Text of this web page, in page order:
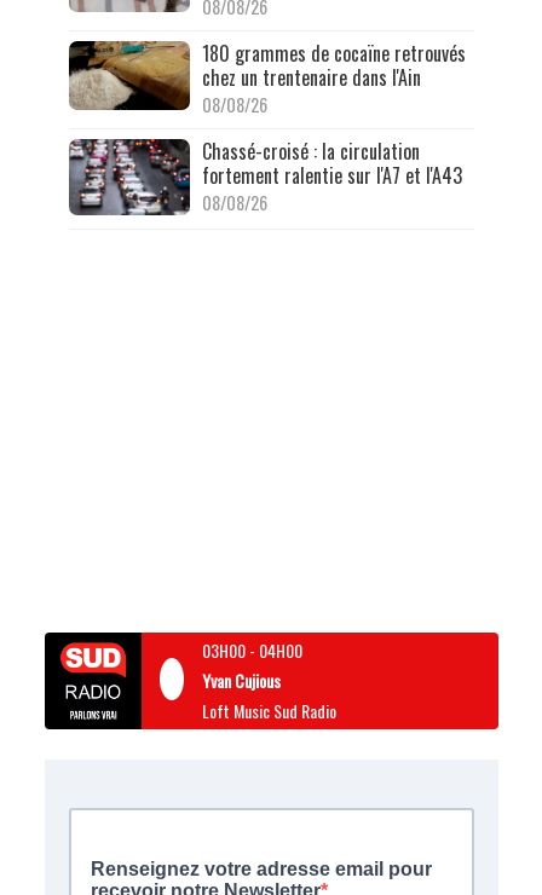
08/08/26
180 grammes de cocaïne retrouvés
chez un trentenaire dans l'Ain
08/08/26
Chassé-croisé : la circulation
fortement ralentie sur l'A7 et l'A43
08/08/26
03H00- 04H00
Yvan Cujious
Loft Music Sud Radio